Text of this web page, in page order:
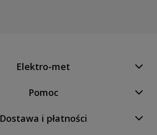
Elektro-met
Pomoc
Dostawa i płatności